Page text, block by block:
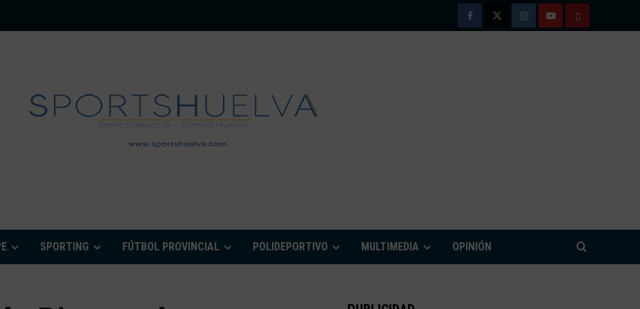
FacebookTwitterInstagramYoutubeTÉRMINOS
SPORTING FÚTBOL PROVINCIAL POLIDEPORTIVO MULTIMEDIA OPINIÓN